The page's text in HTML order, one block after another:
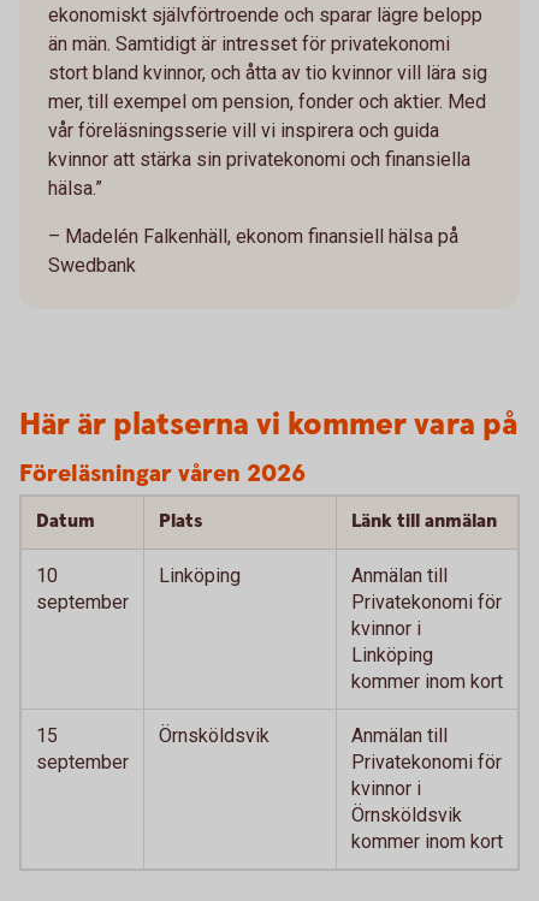
ekonomiskt självförtroende och sparar lägre belopp
än män. Samtidigt är intresset för privatekonomi
stort bland kvinnor, och åtta av tio kvinnor vill lära sig
mer, till exempel om pension, fonder och aktier. Med
vår föreläsningsserie vill vi inspirera och guida
kvinnor att stärka sin privatekonomi och finansiella
hälsa.”
– Madelén Falkenhäll, ekonom finansiell hälsa på
Swedbank
Här är platserna vi kommer vara på
Föreläsningar våren 2026
Datum Plats Länk till anmälan
10
september
Linköping
Anmälan till
Privatekonomi för
kvinnor i
Linköping
kommer inom kort
15
september
Örnsköldsvik
Anmälan till
Privatekonomi för
kvinnor i
Örnsköldsvik
kommer inom kort